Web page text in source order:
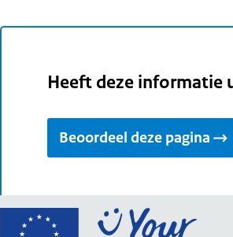
Heeft deze informatie
Beoordeel deze pagina
Ga